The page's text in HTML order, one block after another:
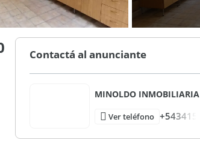
Contactá al anunciante
MINOLDO INMOBILIARIA
Ver teléfono +543415